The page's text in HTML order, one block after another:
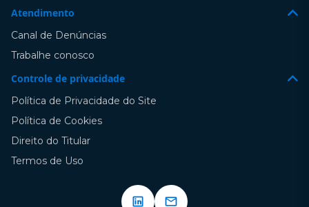
Atendimento
Canal de Denúncias
Trabalhe conosco
Controle de privacidade
Política de Privacidade do Site
Política de Cookies
Direito do Titular
Termos de Uso